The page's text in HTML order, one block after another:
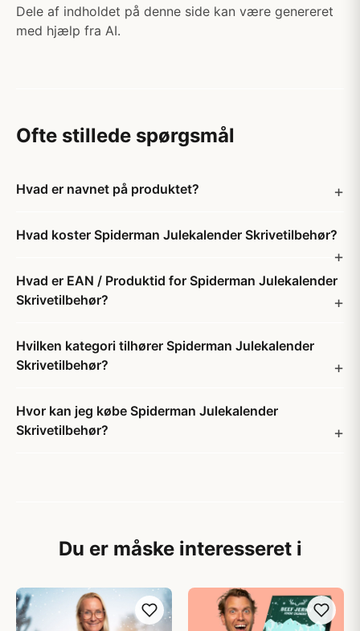
Dele af indholdet på denne side kan være genereret
med hjælp fra AI.
Ofte stillede spørgsmål
Hvad er navnet på produktet?
Hvad koster Spiderman Julekalender Skrivetilbehør?
Hvad er EAN / Produktid for Spiderman Julekalender
Skrivetilbehør?
Hvilken kategori tilhører Spiderman Julekalender
Skrivetilbehør?
Hvor kan jeg købe Spiderman Julekalender
Skrivetilbehør?
Du er måske interesseret i